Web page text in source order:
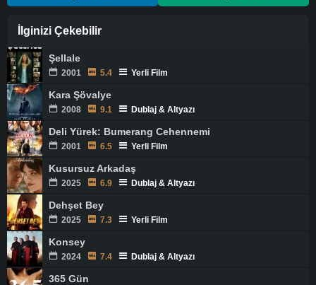
İlginizi Çekebilir
Şellale
2001 5.4 Yerli Film
Kara Şövalye
2008 9.1 Dublaj & Altyazı
Deli Yürek: Bumerang Cehennemi
2001 6.5 Yerli Film
Kusursuz Arkadaş
2025 6.9 Dublaj & Altyazı
Dehşet Bey
2025 7.3 Yerli Film
Konsey
2024 7.4 Dublaj & Altyazı
365 Gün